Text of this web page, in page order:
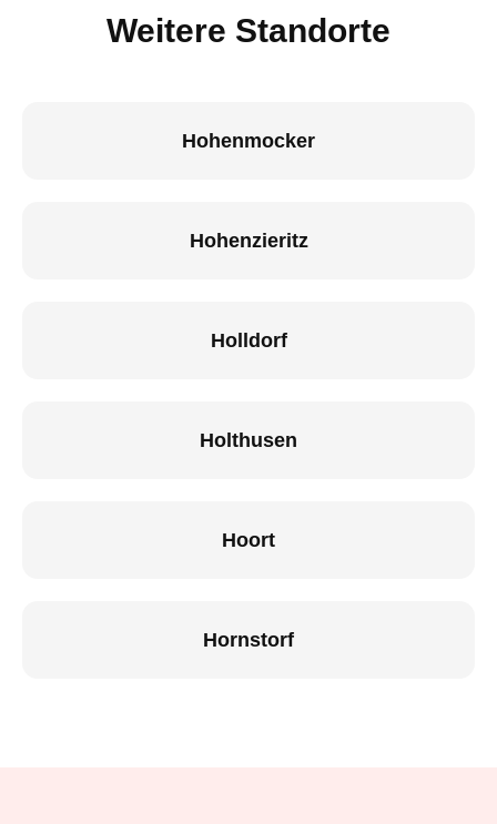
Weitere Standorte
Hohenmocker
Hohenzieritz
Holldorf
Holthusen
Hoort
Hornstorf